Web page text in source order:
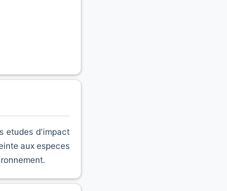
etudes d'impact
aux especes